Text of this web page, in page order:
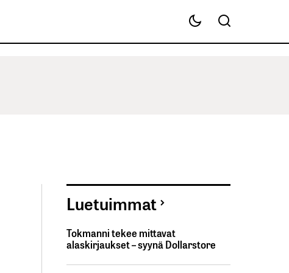
Luetuimmat
Tokmanni tekee mittavat
alaskirjaukset – syynä Dollarstore